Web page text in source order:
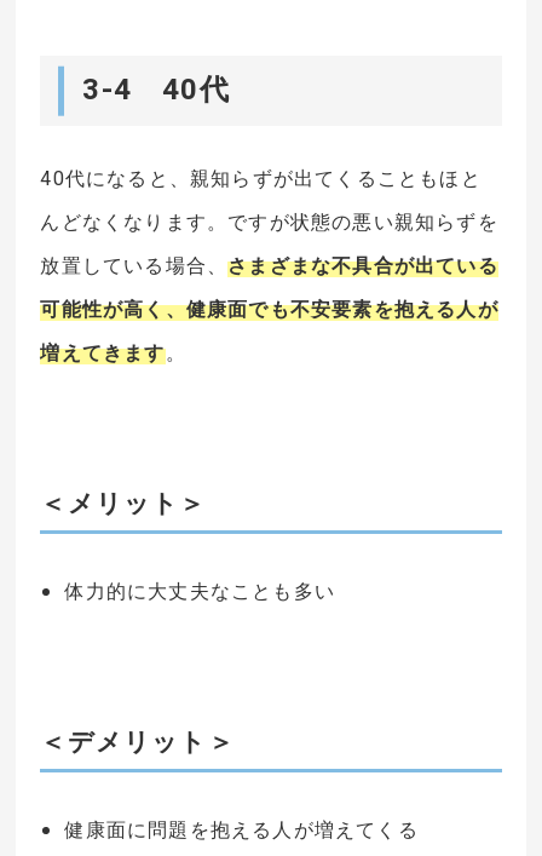
3-4 40代
40代になると、親知らずが出てくることもほと
んどなくなります。ですが状態の悪い親知らずを
放置している場合、さまざまな不具合が出ている
可能性が高く、健康面でも不安要素を抱える人が
増えてきます。
＜メリット＞
体力的に大丈夫なことも多い
＜デメリット＞
健康面に問題を抱える人が増えてくる